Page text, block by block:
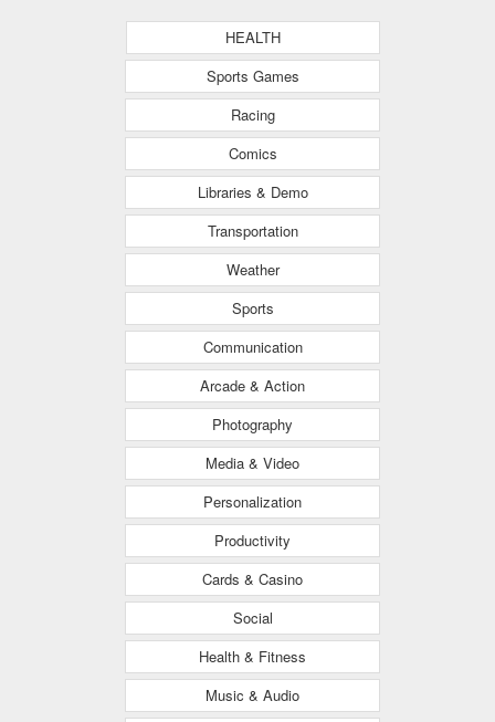
HEALTH
Sports Games
Racing
Comics
Libraries & Demo
Transportation
Weather
Sports
Communication
Arcade & Action
Photography
Media & Video
Personalization
Productivity
Cards & Casino
Social
Health & Fitness
Music & Audio